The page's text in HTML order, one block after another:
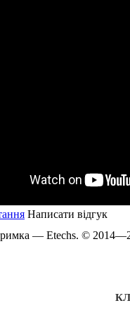
Написати відгук
— Etechs. ©